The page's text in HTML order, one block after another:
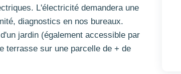
L'électricité demandera une
diagnostics en nos bureaux.
jardin (également accessible par
terrasse sur une parcelle de + de